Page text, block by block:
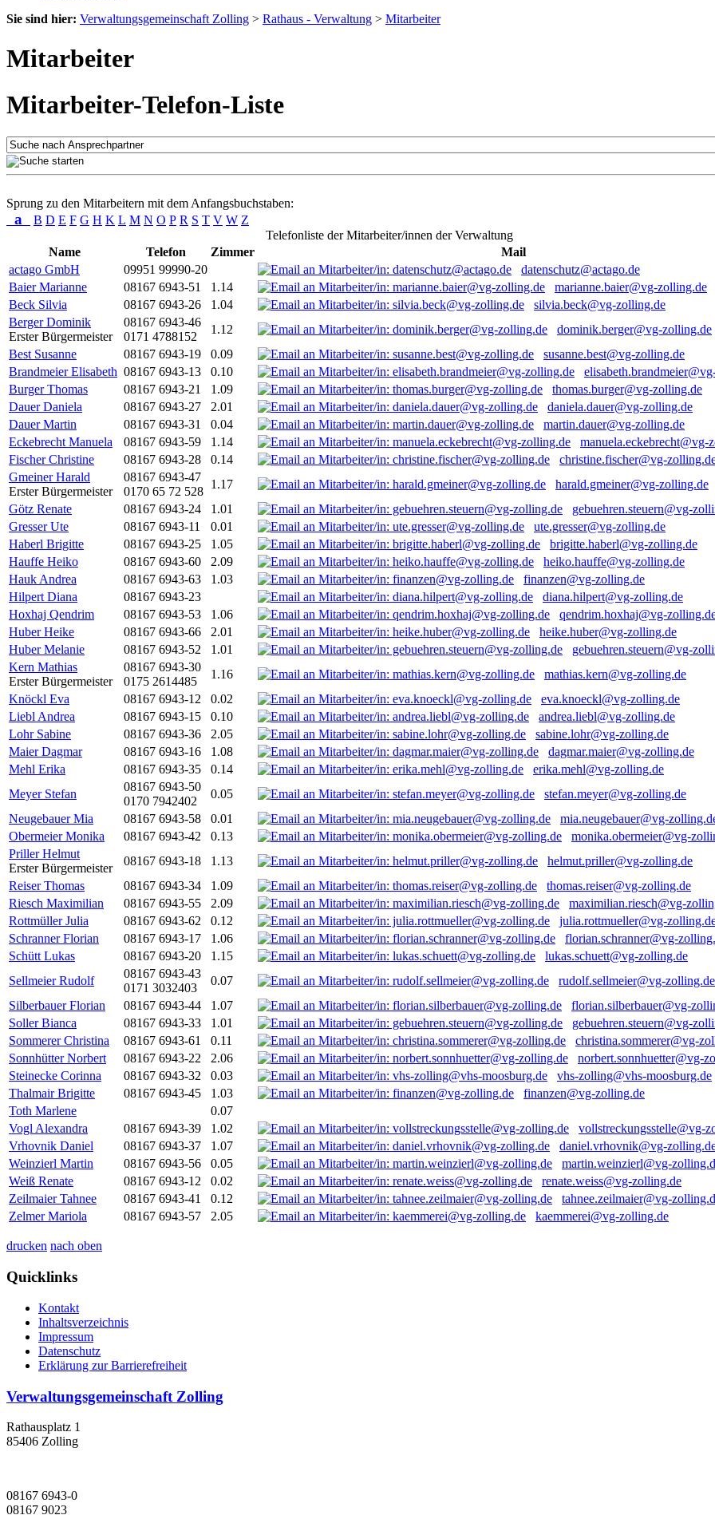
Sie sind hier: Verwaltungsgemeinschaft Zolling > Rathaus - Verwaltung > Mitarbeiter
Mitarbeiter
Mitarbeiter-Telefon-Liste
Sprung zu den Mitarbeitern mit dem Anfangsbuchstaben:
a B D E F G H K L M N O P R S T V W Z
Telefonliste der Mitarbeiter/innen der Verwaltung
Name
Telefon Zimmer
Mail
actago GmbH
09951 99990-20
datenschutz@actago.de
Baier Marianne
08167 6943-51 1.14
marianne.baier@vg-zolling.de
Beck Silvia
08167 6943-26 1.04
silvia.beck@vg-zolling.de
Berger Dominik
Erster Bürgermeister
08167 6943-46
0171 4788152
1.12
dominik.berger@vg-zolling.de
Best Susanne
08167 6943-19 0.09
susanne.best@vg-zolling.de
Brandmeier Elisabeth 08167 6943-13 0.10
Burger Thomas
08167 6943-21 1.09
thomas.burger@vg-zolling.de
Dauer Daniela
08167 6943-27 2.01
daniela.dauer@vg-zolling.de
Dauer Martin
08167 6943-31 0.04
martin.dauer@vg-zolling.de
Eckebrecht Manuela
08167 6943-59 1.14
manuela.eckebrecht@vg-
Fischer Christine
08167 6943-28 0.14
christine.fischer@vg-
Gmeiner Harald
Erster Bürgermeister
08167 6943-47
0170 65 72 528
1.17
harald.gmeiner@vg-zolling.de
Götz Renate
08167 6943-24 1.01
gebuehren.steuern@vg-
Gresser Ute
08167 6943-11 0.01
ute.gresser@vg-zolling.de
Haberl Brigitte
08167 6943-25 1.05
brigitte.haberl@vg-zolling.de
Hauffe Heiko
08167 6943-60 2.09
heiko.hauffe@vg-zolling.de
Hauk Andrea
08167 6943-63 1.03
finanzen@vg-zolling.de
Hilpert Diana
08167 6943-23
diana.hilpert@vg-zolling.de
Hoxhaj Qendrim
08167 6943-53 1.06
qendrim.hoxhaj@vg-
Huber Heike
08167 6943-66 2.01
heike.huber@vg-zolling.de
Huber Melanie
08167 6943-52 1.01
gebuehren.steuern@vg-
Kern Mathias
Erster Bürgermeister
08167 6943-30
0175 2614485
1.16
mathias.kern@vg-zolling.de
Knöckl Eva
08167 6943-12 0.02
eva.knoeckl@vg-zolling.de
Liebl Andrea
08167 6943-15 0.10
andrea.liebl@vg-zolling.de
Lohr Sabine
08167 6943-36 2.05
sabine.lohr@vg-zolling.de
Maier Dagmar
08167 6943-16 1.08
dagmar.maier@vg-zolling.de
Mehl Erika
08167 6943-35 0.14
erika.mehl@vg-zolling.de
Meyer Stefan
08167 6943-50
0170 7942402
0.05
stefan.meyer@vg-zolling.de
Neugebauer Mia
08167 6943-58 0.01
mia.neugebauer@vg-
Obermeier Monika
08167 6943-42 0.13
monika.obermeier@vg-
Priller Helmut
Erster Bürgermeister
08167 6943-18 1.13
helmut.priller@vg-zolling.de
Reiser Thomas
08167 6943-34 1.09
thomas.reiser@vg-zolling.de
Riesch Maximilian
08167 6943-55 2.09
maximilian.riesch@vg-
Rottmüller Julia
08167 6943-62 0.12
julia.rottmueller@vg-
Schranner Florian
08167 6943-17 1.06
florian.schranner@vg-
Schütt Lukas
08167 6943-20 1.15
lukas.schuett@vg-zolling.de
Sellmeier Rudolf
08167 6943-43
0171 3032403
0.07
rudolf.sellmeier@vg-zolling.de
Silberbauer Florian
08167 6943-44 1.07
florian.silberbauer@vg-
Soller Bianca
08167 6943-33 1.01
gebuehren.steuern@vg-
Sommerer Christina
08167 6943-61 0.11
christina.sommerer@vg-
Sonnhütter Norbert
08167 6943-22 2.06
norbert.sonnhuetter@vg-
Steinecke Corinna
08167 6943-32 0.03
vhs-zolling@vhs-moosburg.de
Thalmair Brigitte
08167 6943-45 1.03
finanzen@vg-zolling.de
Toth Marlene
0.07
Vogl Alexandra
08167 6943-39 1.02
vollstreckungsstelle@vg-
Vrhovnik Daniel
08167 6943-37 1.07
daniel.vrhovnik@vg-
Weinzierl Martin
08167 6943-56 0.05
martin.weinzierl@vg-
Weiß Renate
08167 6943-12 0.02
renate.weiss@vg-zolling.de
Zeilmaier Tahnee
08167 6943-41 0.12
tahnee.zeilmaier@vg-
Zelmer Mariola
08167 6943-57 2.05 kaemmerei@vg-zolling.de
drucken nach oben
Quicklinks
Kontakt
Inhaltsverzeichnis
Impressum
Datenschutz
Erklärung zur Barrierefreiheit
Verwaltungsgemeinschaft Zolling
Rathausplatz 1
85406 Zolling
08167 6943-0
08167 9023